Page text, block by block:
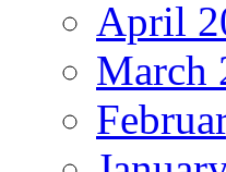
April
March